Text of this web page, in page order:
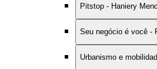
Pitstop - Haniery
Seu negócio é você -
Urbanismo e